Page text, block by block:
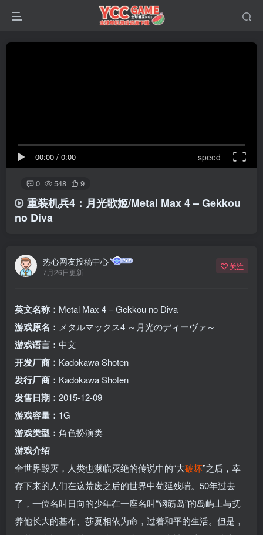
00:00 / 0:00 speed
0 548 9
重装机兵4：月光歌姬/Metal Max 4 – Gekkou
no Diva
热心网友投稿中心
7月26日更新
关注
英文名称： Metal Max 4 – Gekkou no Diva
游戏原名： メタルマックス4 ～月光のディーヴァ～
游戏语言： 中文
开发厂商： Kadokawa Shoten
发行厂商： Kadokawa Shoten
发售日期： 2015-12-09
游戏容量： 1G
游戏类型： 角色扮演类
游戏介绍
全世界毁灭，人类也濒临灭绝的传说中的“大破坏”之后，幸
存下来的人们在这荒废之后的世界中苟延残喘。50年过去
了，一位名叫日向的少年在一座名叫“钢筋岛”的岛屿上与抚
养他长大的基布、莎夏相依为命，过着和平的生活。但是，